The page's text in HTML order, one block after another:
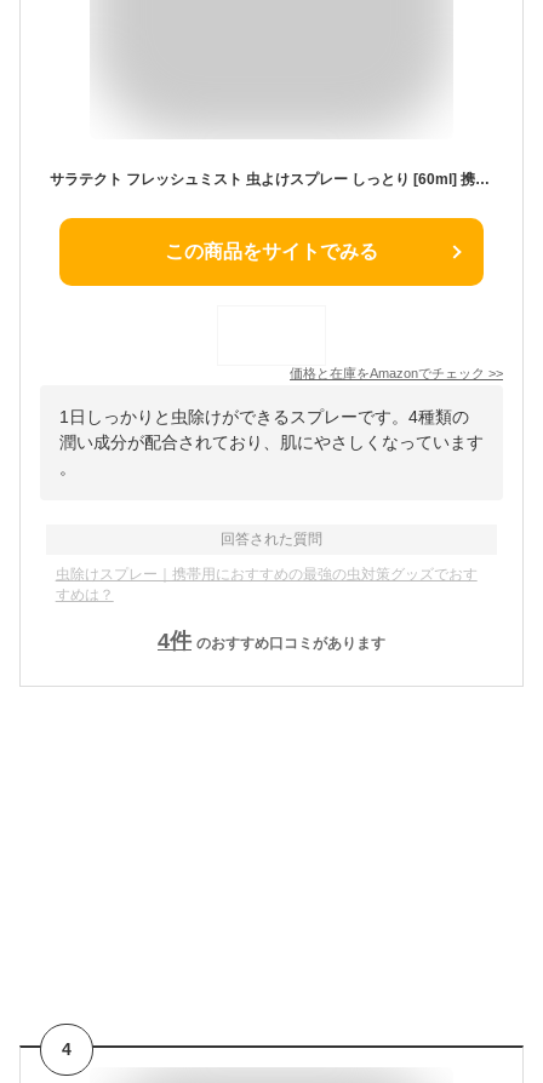
サラテクト フレッシュミスト 虫よけスプレー しっとり [60ml] 携帯用 アウトドア 蚊・ブヨ・トコジラミなど 忌避 (アース製薬)
この商品をサイトでみる
価格と在庫をAmazonでチェック >>
1日しっかりと虫除けができるスプレーです。4種類の
潤い成分が配合されており、肌にやさしくなっています
。
回答された質問
虫除けスプレー｜携帯用におすすめの最強の虫対策グッズでおす
すめは？
4件 のおすすめ口コミがあります
4